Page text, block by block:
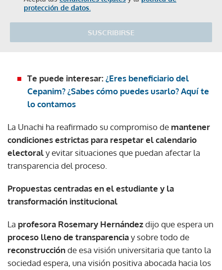
protección de datos.
SUSCRIBIRSE
Te puede interesar: ¿Eres beneficiario del
Cepanim? ¿Sabes cómo puedes usarlo? Aquí te
lo contamos
La Unachi ha reafirmado su compromiso de mantener
condiciones estrictas para respetar el calendario
electoraly evitar situaciones que puedan afectar la
transparencia del proceso.
Propuestas centradas en el estudiante y la
transformación institucional
La profesora Rosemary Hernándezdijo que espera un
proceso lleno de transparenciay sobre todo de
reconstrucciónde esa visión universitaria que tanto la
sociedad espera, una visión positiva abocada hacia los